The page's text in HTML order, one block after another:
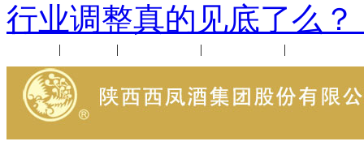
行业调整真的见底了么
| | | |